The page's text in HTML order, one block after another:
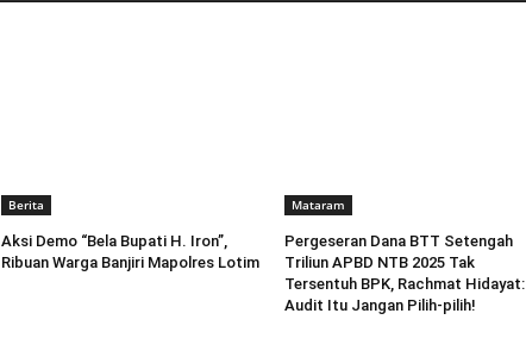
Berita
Aksi Demo “Bela Bupati H. Iron”,
Ribuan Warga Banjiri Mapolres Lotim
Mataram
Pergeseran Dana BTT Setengah
Triliun APBD NTB 2025 Tak
Tersentuh BPK, Rachmat Hidayat:
Audit Itu Jangan Pilih-pilih!